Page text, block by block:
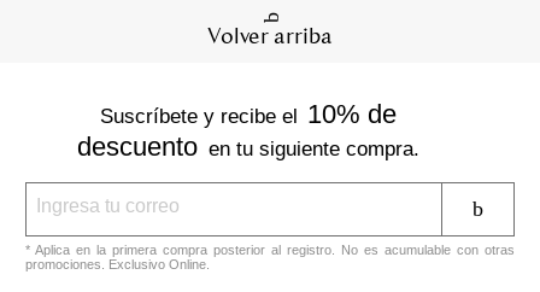
Volver arriba
Suscríbete y recibe el 10% de
descuento en tu siguiente compra.
* Aplica en la primera compra posterior al registro. No es acumulable con otras
promociones. Exclusivo Online.